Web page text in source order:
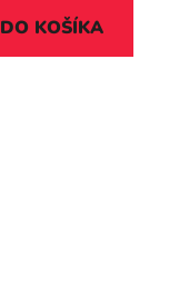
DO KOŠÍKA